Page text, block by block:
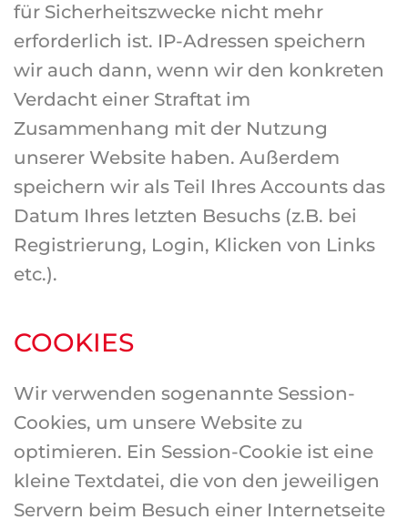
für Sicherheitszwecke nicht mehr
erforderlich ist. IP-Adressen speichern
wir auch dann, wenn wir den konkreten
Verdacht einer Straftat im
Zusammenhang mit der Nutzung
unserer Website haben. Außerdem
speichern wir als Teil Ihres Accounts das
Datum Ihres letzten Besuchs (z.B. bei
Registrierung, Login, Klicken von Links
etc.).
COOKIES
Wir verwenden sogenannte Session-
Cookies, um unsere Website zu
optimieren. Ein Session-Cookie ist eine
kleine Textdatei, die von den jeweiligen
Servern beim Besuch einer Internetseite